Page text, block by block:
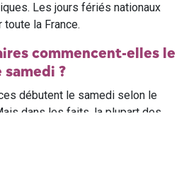
Les jours fériés nationaux
la France.
commencent-elles le
?
débutent le samedi selon le
dans les faits, la plupart des